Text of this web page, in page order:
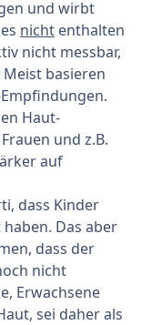
und wirbt
nicht enthalten
nicht messbar,
basieren
Haut-
und z.B.
auf
dass Kinder
Das aber
dass der
nicht
Erwachsene
sei daher als